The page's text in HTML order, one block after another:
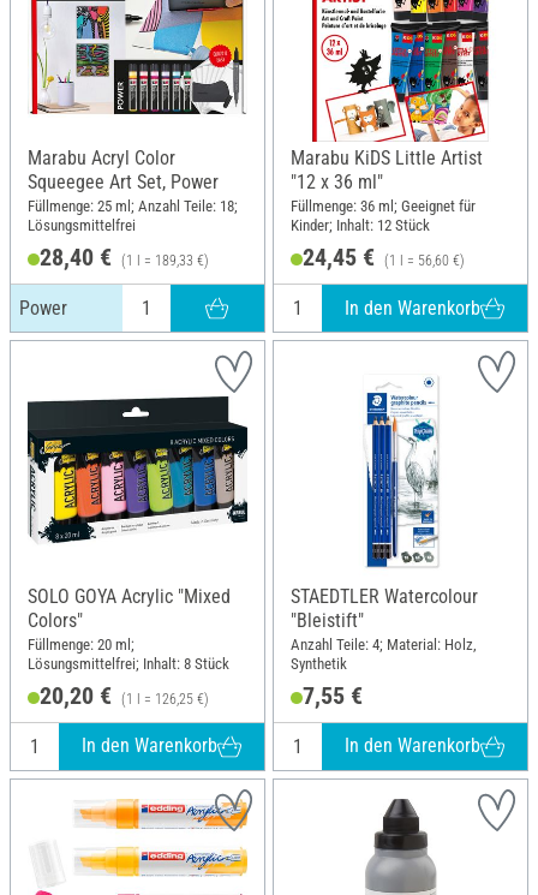
Marabu Acryl Color
Squeegee Art Set, Power
Füllmenge: 25 ml; Anzahl Teile: 18;
Lösungsmittelfrei
28,40 € (1 l = 189,33 €)
Power
Marabu KiDS Little Artist
"12 x 36 ml"
Füllmenge: 36 ml; Geeignet für
Kinder; Inhalt: 12 Stück
24,45 € (1 l = 56,60 €)
In den Warenkorb
SOLO GOYA Acrylic "Mixed
Colors"
Füllmenge: 20 ml;
Lösungsmittelfrei; Inhalt: 8 Stück
20,20 € (1 l = 126,25 €)
In den Warenkorb
STAEDTLER Watercolour
"Bleistift"
Anzahl Teile: 4; Material: Holz,
Synthetik
7,55 €
In den Warenkorb